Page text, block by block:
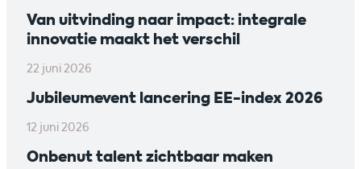
Van uitvinding naar impact: integrale
innovatie maakt het verschil
22 juni 2026
Jubileumevent lancering EE-index 2026
12 juni 2026
Onbenut talent zichtbaar maken